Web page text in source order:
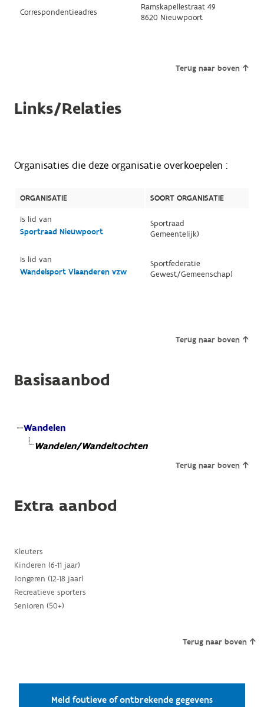
Correspondentieadres
Ramskapellestraat 49
8620 Nieuwpoort
Terug naar boven
Links/Relaties
Organisaties die deze organisatie overkoepelen :
ORGANISATIE
SOORT ORGANISATIE
Is lid van
Sportraad Nieuwpoort
Sportraad
Gemeentelijk)
Is lid van
Wandelsport Vlaanderen vzw
Sportfederatie
Gewest/Gemeenschap)
Terug naar boven
Basisaanbod
Wandelen
Wandelen/Wandeltochten
Terug naar boven
Extra aanbod
Kleuters
Kinderen (6-11 jaar)
Jongeren (12-18 jaar)
Recreatieve sporters
Senioren (50+)
Terug naar boven
Meld foutieve of ontbrekende gegevens